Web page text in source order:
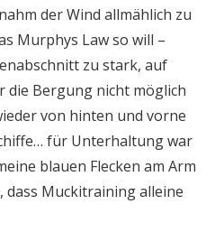
der Wind allmählich zu
Murphys Law so will –
zu stark, auf
die Bergung nicht möglich
von hinten und vorne
für Unterhaltung war
blauen Flecken am Arm
dass Muckitraining alleine